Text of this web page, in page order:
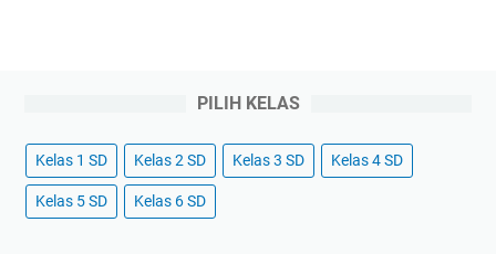
PILIH KELAS
Kelas 1 SD Kelas 2 SD Kelas 3 SD Kelas 4 SD
Kelas 5 SD Kelas 6 SD